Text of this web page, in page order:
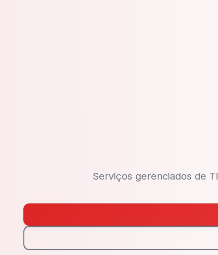
Serviços gerenciados de